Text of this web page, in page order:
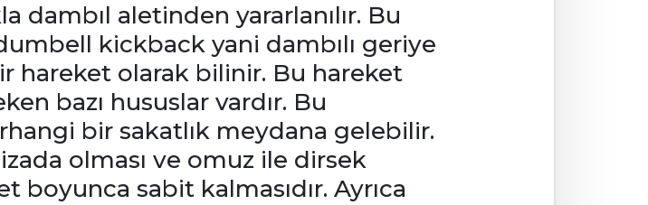
dambıl aletinden yararlanılır. Bu
kickback yani dambılı geriye
hareket olarak bilinir. Bu hareket
bazı hususlar vardır. Bu
bir sakatlık meydana gelebilir.
olması ve omuz ile dirsek
boyunca sabit kalmasıdır. Ayrıca